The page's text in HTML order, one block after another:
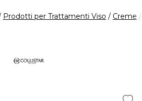
Prodotti per Trattamenti Viso Creme